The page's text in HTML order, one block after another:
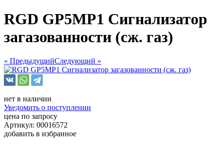
RGD GP5МР1 Сигнализатор
загазованности (сж. газ)
« ПредыдущийСледующий »
нет в наличии
Уведомить о поступлении
цена по запросу
Артикул: 00016572
добавить в избранное